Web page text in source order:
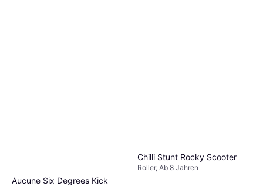
Aucune Six Degrees Kick
Chilli Stunt Rocky Scooter
Roller, Ab 8 Jahren